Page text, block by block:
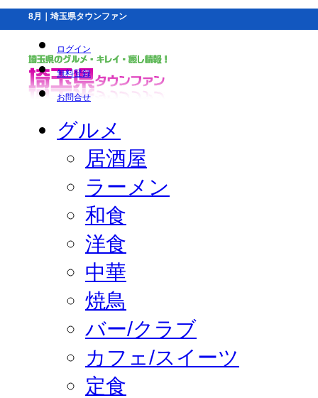
8月｜埼玉県タウンファン
ログイン
無料登録
お問合せ
グルメ
居酒屋
ラーメン
和食
洋食
中華
焼鳥
バー/クラブ
カフェ/スイーツ
定食